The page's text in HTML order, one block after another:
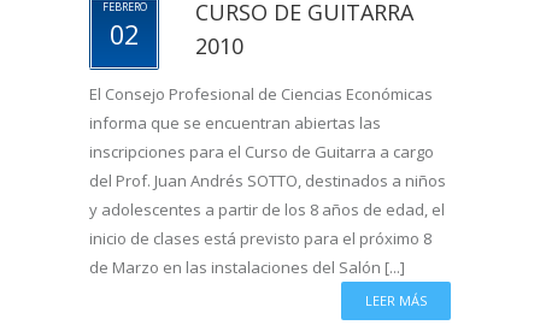
FEBRERO
02
CURSO DE GUITARRA
2010
El Consejo Profesional de Ciencias Económicas
informa que se encuentran abiertas las
inscripciones para el Curso de Guitarra a cargo
del Prof. Juan Andrés SOTTO, destinados a niños
y adolescentes a partir de los 8 años de edad, el
inicio de clases está previsto para el próximo 8
de Marzo en las instalaciones del Salón [...]
LEER MÁS